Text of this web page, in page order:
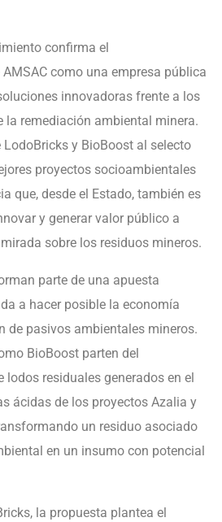
confirma el
como una empresa pública
innovadoras frente a los
la remediación ambiental minera.
LodoBricks y BioBoost al selecto
proyectos socioambientales
que, desde el Estado, también es
y generar valor público a
sobre los residuos mineros.
parte de una apuesta
a hacer posible la economía
de pasivos ambientales mineros.
BioBoost parten del
lodos residuales generados en el
ácidas de los proyectos Azalia y
un residuo asociado
en un insumo con potencial
la propuesta plantea el